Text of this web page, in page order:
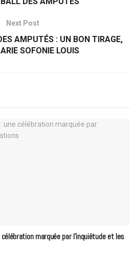
Next Post
AMPUTÉS : UN BON TIRAGE,
SOFONIE LOUIS
marquée par l’inquiétude et les